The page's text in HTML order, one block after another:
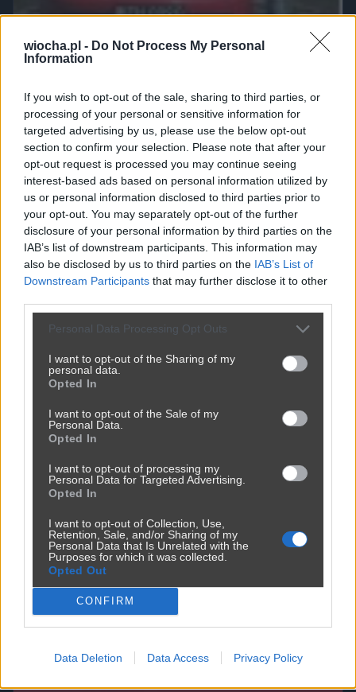
wiocha.pl - Do Not Process My Personal
Information
If you wish to opt-out of the sale, sharing to third parties, or
processing of your personal or sensitive information for
targeted advertising by us, please use the below opt-out
section to confirm your selection. Please note that after your
opt-out request is processed you may continue seeing
interest-based ads based on personal information utilized by
us or personal information disclosed to third parties prior to
your opt-out. You may separately opt-out of the further
disclosure of your personal information by third parties on the
IAB’s list of downstream participants. This information may
also be disclosed by us to third parties on the IAB’s List of
Downstream Participants that may further disclose it to other
Personal Data Processing Opt Outs
I want to opt-out of the Sharing of my
personal data.
Opted In
I want to opt-out of the Sale of my
Personal Data.
Opted In
I want to opt-out of processing my
Personal Data for Targeted Advertising.
Opted In
I want to opt-out of Collection, Use,
Retention, Sale, and/or Sharing of my
Personal Data that Is Unrelated with the
Purposes for which it was collected.
Opted Out
CONFIRM
Data Deletion Data Access Privacy Policy
We łbach im się pomieszało
3853 18 Polityka
...i czy PIS-owiec zgodę wyraził na akcję